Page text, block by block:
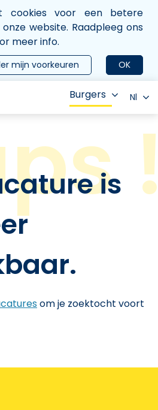
cookies voor een betere
website. Raadpleeg ons
meer info.
OK
mijn voorkeuren
Burgers Nl
is
om je zoektocht voort